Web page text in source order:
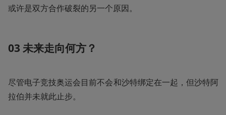
或许是双方合作破裂的另一个原因。
03 未来走向何方？
尽管电子竞技奥运会目前不会和沙特绑定在一起，但沙特阿
拉伯并未就此止步。